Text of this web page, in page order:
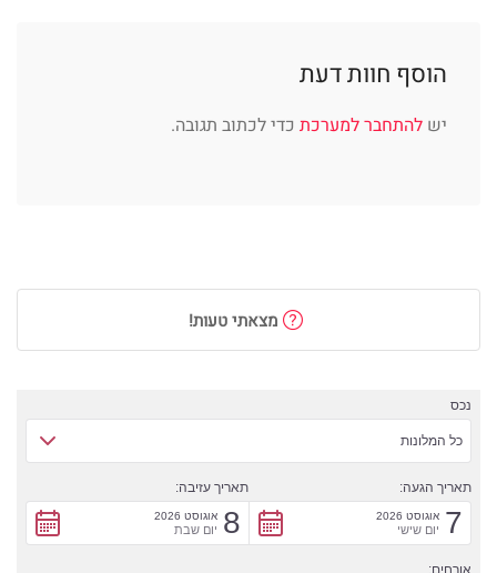
הוסף חוות דעת
יש להתחבר למערכת כדי לכתוב תגובה.
מצאתי טעות!
נכס
כל המלונות
תאריך הגעה:
7 אוגוסט 2026
יום שישי
תאריך עזיבה:
8 אוגוסט 2026
יום שבת
אורחים: